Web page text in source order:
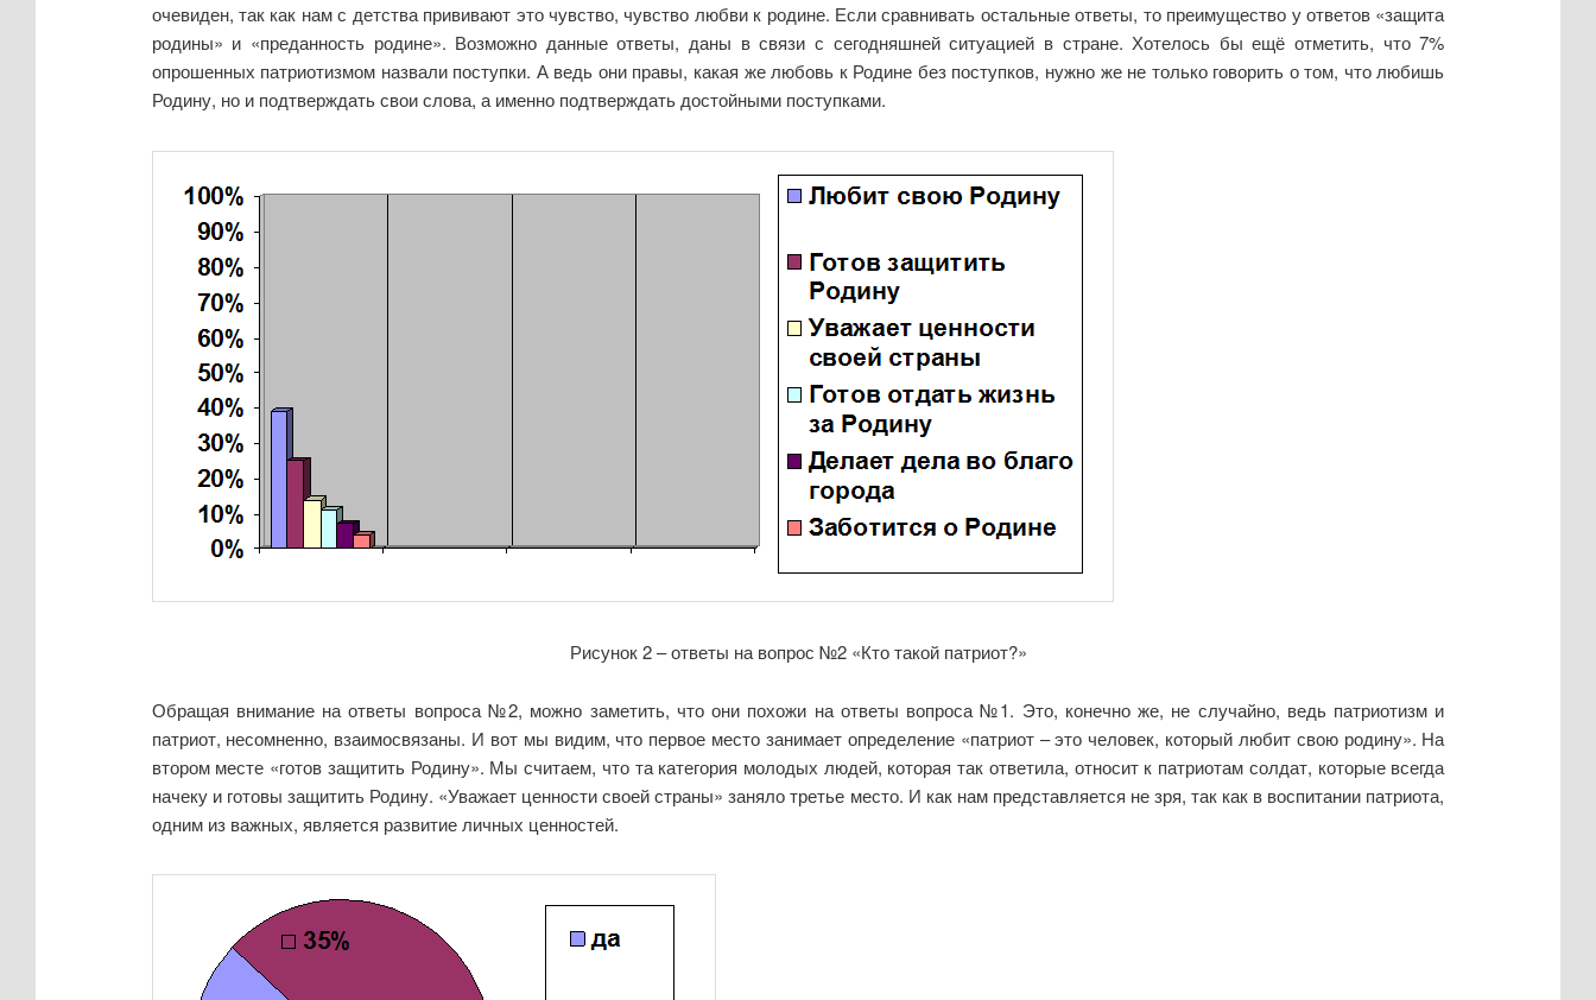
очевиден, так как нам с детства прививают это чувство, чувство любви к родине. Если сравнивать остальные ответы, то преимущество у ответов «защита
родины» и «преданность родине». Возможно данные ответы, даны в связи с сегодняшней ситуацией в стране. Хотелось бы ещё отметить, что 7%
опрошенных патриотизмом назвали поступки. А ведь они правы, какая же любовь к Родине без поступков, нужно же не только говорить о том, что любишь
Родину, но и подтверждать свои слова, а именно подтверждать достойными поступками.
Рисунок 2 – ответы на вопрос №2 «Кто такой патриот?»
Обращая внимание на ответы вопроса №2, можно заметить, что они похожи на ответы вопроса №1. Это, конечно же, не случайно, ведь патриотизм и
патриот, несомненно, взаимосвязаны. И вот мы видим, что первое место занимает определение «патриот – это человек, который любит свою родину». На
втором месте «готов защитить Родину». Мы считаем, что та категория молодых людей, которая так ответила, относит к патриотам солдат, которые всегда
начеку и готовы защитить Родину. «Уважает ценности своей страны» заняло третье место. И как нам представляется не зря, так как в воспитании патриота,
одним из важных, является развитие личных ценностей.